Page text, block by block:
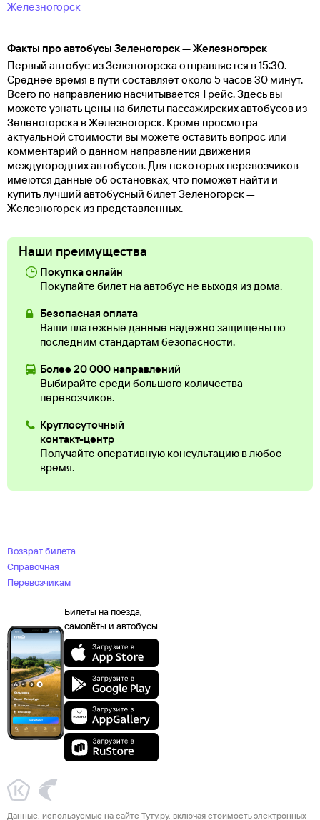
Железногорск
Факты про автобусы Зеленогорск — Железногорск
Первый автобус из Зеленогорска отправляется в 15:30.
Среднее время в пути составляет около 5 часов 30 минут.
Всего по направлению насчитывается 1 рейс. Здесь вы
можете узнать цены на билеты пассажирских автобусов из
Зеленогорска в Железногорск. Кроме просмотра
актуальной стоимости вы можете оставить вопрос или
комментарий о данном направлении движения
междугородних автобусов. Для некоторых перевозчиков
имеются данные об остановках, что поможет найти и
купить лучший автобусный билет Зеленогорск —
Железногорск из представленных.
Наши преимущества
Покупка онлайн
Покупайте билет на автобус не выходя из дома.
Безопасная оплата
Ваши платежные данные надежно защищены по
последним стандартам безопасности.
Более 20 000 направлений
Выбирайте среди большого количества
перевозчиков.
Круглосуточный
контакт-центр
Получайте оперативную консультацию в любое
время.
Возврат билета
Справочная
Перевозчикам
Билеты на поезда,
самолёты и автобусы
Данные, используемые на сайте Туту.ру, включая стоимость электронных